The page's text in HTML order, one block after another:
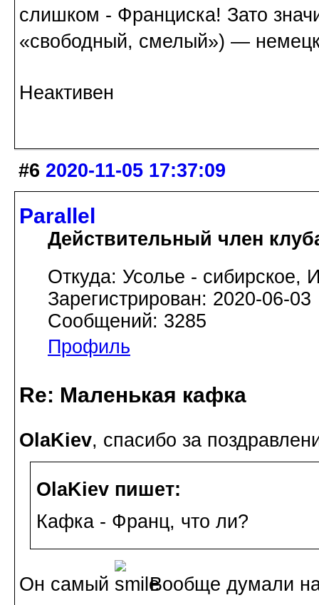
слишком - Франциска! Зато
«свободный, смелый») —
Неактивен
#6 2020-11-05 17:37:09
Parallel
Действительный член
Откуда: Усолье - сибирское,
Зарегистрирован: 2020-06-03
Сообщений: 3285
Профиль
Re: Маленькая кафка
OlaKiev, спасибо за
OlaKiev пишет:
Кафка - Франц, что ли?
Он самый
Вообще думали